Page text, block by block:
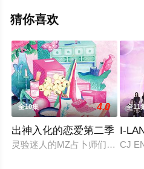
整版综艺节目就上天堂电影网
猜你喜欢
全10集 4.0
出神入化的恋爱第二季
灵验迷人的MZ占卜师们为了寻
全11
I-
CJ